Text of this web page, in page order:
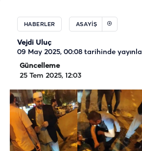
HABERLER ASAYIŞ
Vejdi Uluç
09 May 2025, 00:08 tarihinde
Güncelleme
25 Tem 2025, 12:03